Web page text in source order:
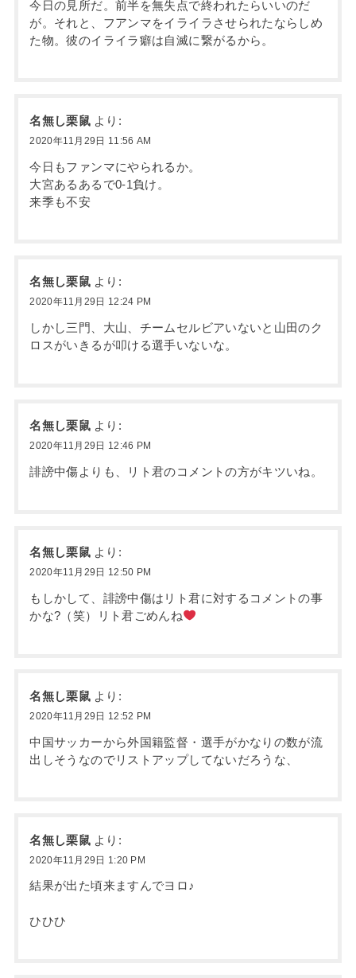
今日の見所だ。前半を無失点で終われたらいいのだ
が。それと、フアンマをイライラさせられたならしめ
た物。彼のイライラ癖は自滅に繋がるから。
名無し栗鼠 より:
2020年11月29日 11:56 AM
今日もファンマにやられるか。
大宮あるあるで0-1負け。
来季も不安
名無し栗鼠 より:
2020年11月29日 12:24 PM
しかし三門、大山、チームセルビアいないと山田のク
ロスがいきるが叩ける選手いないな。
名無し栗鼠 より:
2020年11月29日 12:46 PM
誹謗中傷よりも、リト君のコメントの方がキツいね。
名無し栗鼠 より:
2020年11月29日 12:50 PM
もしかして、誹謗中傷はリト君に対するコメントの事
かな?（笑）リト君ごめんね
名無し栗鼠 より:
2020年11月29日 12:52 PM
中国サッカーから外国籍監督・選手がかなりの数が流
出しそうなのでリストアップしてないだろうな、
名無し栗鼠 より:
2020年11月29日 1:20 PM
結果が出た頃来ますんでヨロ♪
ひひひ